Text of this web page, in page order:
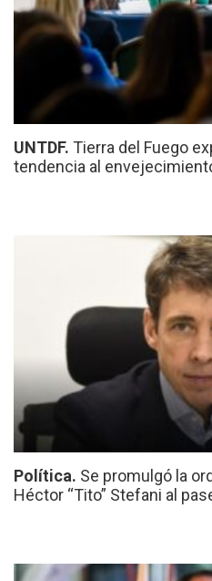
UNTDF. Tierra del Fuego
tendencia al
Política. Se promulgó la
Héctor “Tito” Stefani al